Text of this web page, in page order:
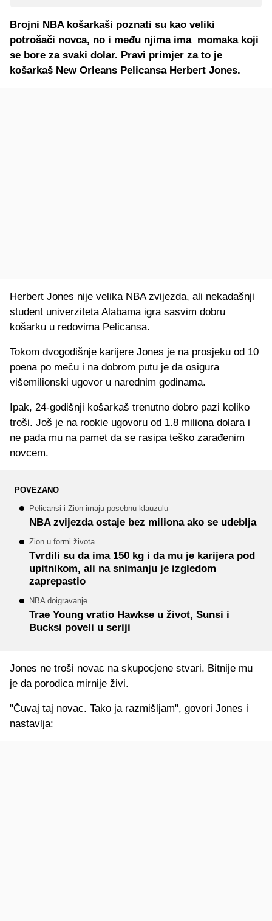
Brojni NBA košarkaši poznati su kao veliki
potrošači novca, no i među njima ima momaka koji
se bore za svaki dolar. Pravi primjer za to je
košarkaš New Orleans Pelicansa Herbert Jones.
Herbert Jones nije velika NBA zvijezda, ali nekadašnji
student univerziteta Alabama igra sasvim dobru
košarku u redovima Pelicansa.
Tokom dvogodišnje karijere Jones je na prosjeku od 10
poena po meču i na dobrom putu je da osigura
višemilionski ugovor u narednim godinama.
Ipak, 24-godišnji košarkaš trenutno dobro pazi koliko
troši. Još je na rookie ugovoru od 1.8 miliona dolara i
ne pada mu na pamet da se rasipa teško zarađenim
novcem.
POVEZANO
Pelicansi i Zion imaju posebnu klauzulu
NBA zvijezda ostaje bez miliona ako se udeblja
Zion u formi života
Tvrdili su da ima 150 kg i da mu je karijera pod
upitnikom, ali na snimanju je izgledom
zaprepastio
NBA doigravanje
Trae Young vratio Hawkse u život, Sunsi i
Bucksi poveli u seriji
Jones ne troši novac na skupocjene stvari. Bitnije mu
je da porodica mirnije živi.
"Čuvaj taj novac. Tako ja razmišljam", govori Jones i
nastavlja: